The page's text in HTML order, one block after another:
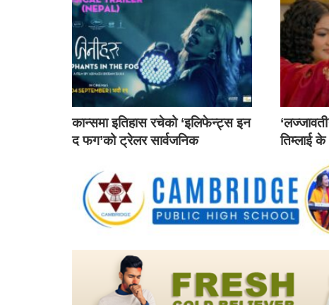
कान्समा इतिहास रचेको ‘इलिफेन्ट्स इन
द फग’को ट्रेलर सार्वजनिक
तिम्लाई के